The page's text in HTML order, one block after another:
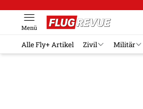
Menü
Alle Fly+ Artikel Zivil Militär